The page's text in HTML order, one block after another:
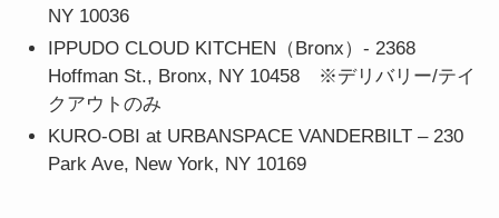
NY 10036
IPPUDO CLOUD KITCHEN（Bronx）- 2368
Hoffman St., Bronx, NY 10458 ※デリバリー/テイ
クアウトのみ
KURO-OBI at URBANSPACE VANDERBILT – 230
Park Ave, New York, NY 10169